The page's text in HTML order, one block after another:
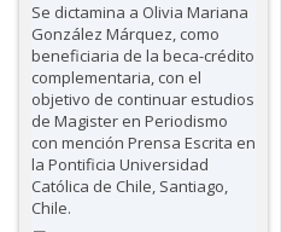
Se dictamina a Olivia Mariana
González Márquez, como
beneficiaria de la beca-crédito
complementaria, con el
objetivo de continuar estudios
de Magister en Periodismo
con mención Prensa Escrita en
la Pontificia Universidad
Católica de Chile, Santiago,
Chile.